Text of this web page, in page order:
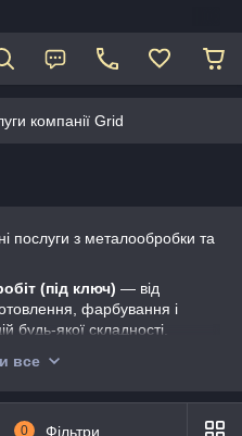
компанії Grid
послуги з металообробки та
(під ключ) — від
фарбування і
будь-якої складності.
об’єктами,
інтер’єрами.
все
0 Фільтри